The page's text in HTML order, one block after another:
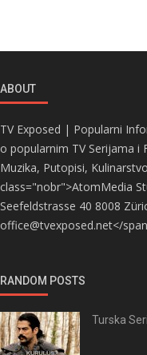
ABOUT
TV Exposed | Popularni
o popularnim TV Serijama i
Muzika, Putopisi,
class="nobr">AtomMedia
Seefeldstrasse 40 8008
office@tvexposed.net</
RANDOM POSTS
Turska